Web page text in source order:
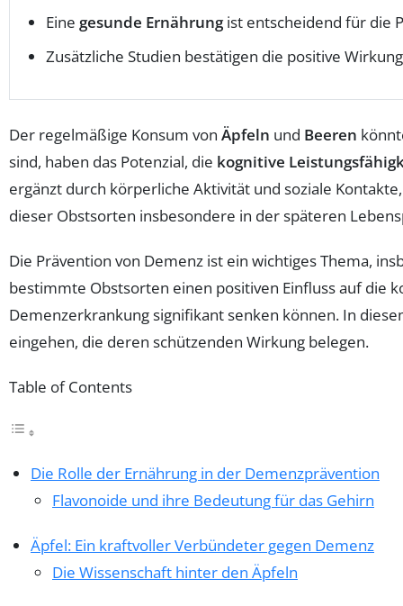
Eine gesunde Ernährungist entscheidend für die
Zusätzliche Studien bestätigen die positive
Der regelmäßige Konsum von Äpfeln und Beeren
sind, haben das Potenzial, die kognitive
ergänzt durch körperliche Aktivität und soziale
dieser Obstsorten insbesondere in der späteren
Die Prävention von Demenz ist ein wichtiges Thema,
bestimmte Obstsorten einen positiven Einfluss auf die
Demenzerkrankung signifikant senken können. In
eingehen, die deren schützenden Wirkung belegen.
Table of Contents
Die Rolle der Ernährung in der Demenzprävention
Flavonoide und ihre Bedeutung für das Gehirn
Äpfel: Ein kraftvoller Verbündeter gegen Demenz
Die Wissenschaft hinter den Äpfeln